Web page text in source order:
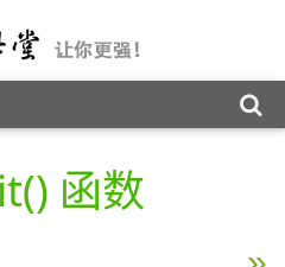
函数
PHP str_word_count()